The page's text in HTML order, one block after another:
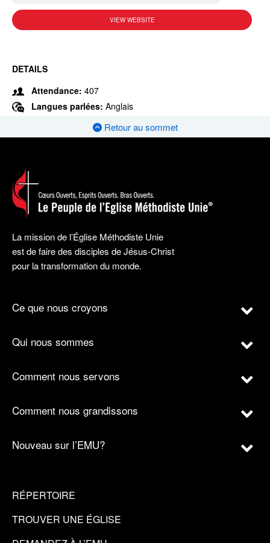
VIEW WEBSITE
DETAILS
Attendance: 407
Langues parlées: Anglais
Retour au sommet
La mission de l’Église Méthodiste Unie
est de faire des disciples de Jésus-Christ
pour la transformation du monde.
Ce que nous croyons
Qui nous sommes
Comment nous servons
Comment nous grandissons
Nouveau sur l’EMU?
RÉPERTOIRE
TROUVER UNE ÉGLISE